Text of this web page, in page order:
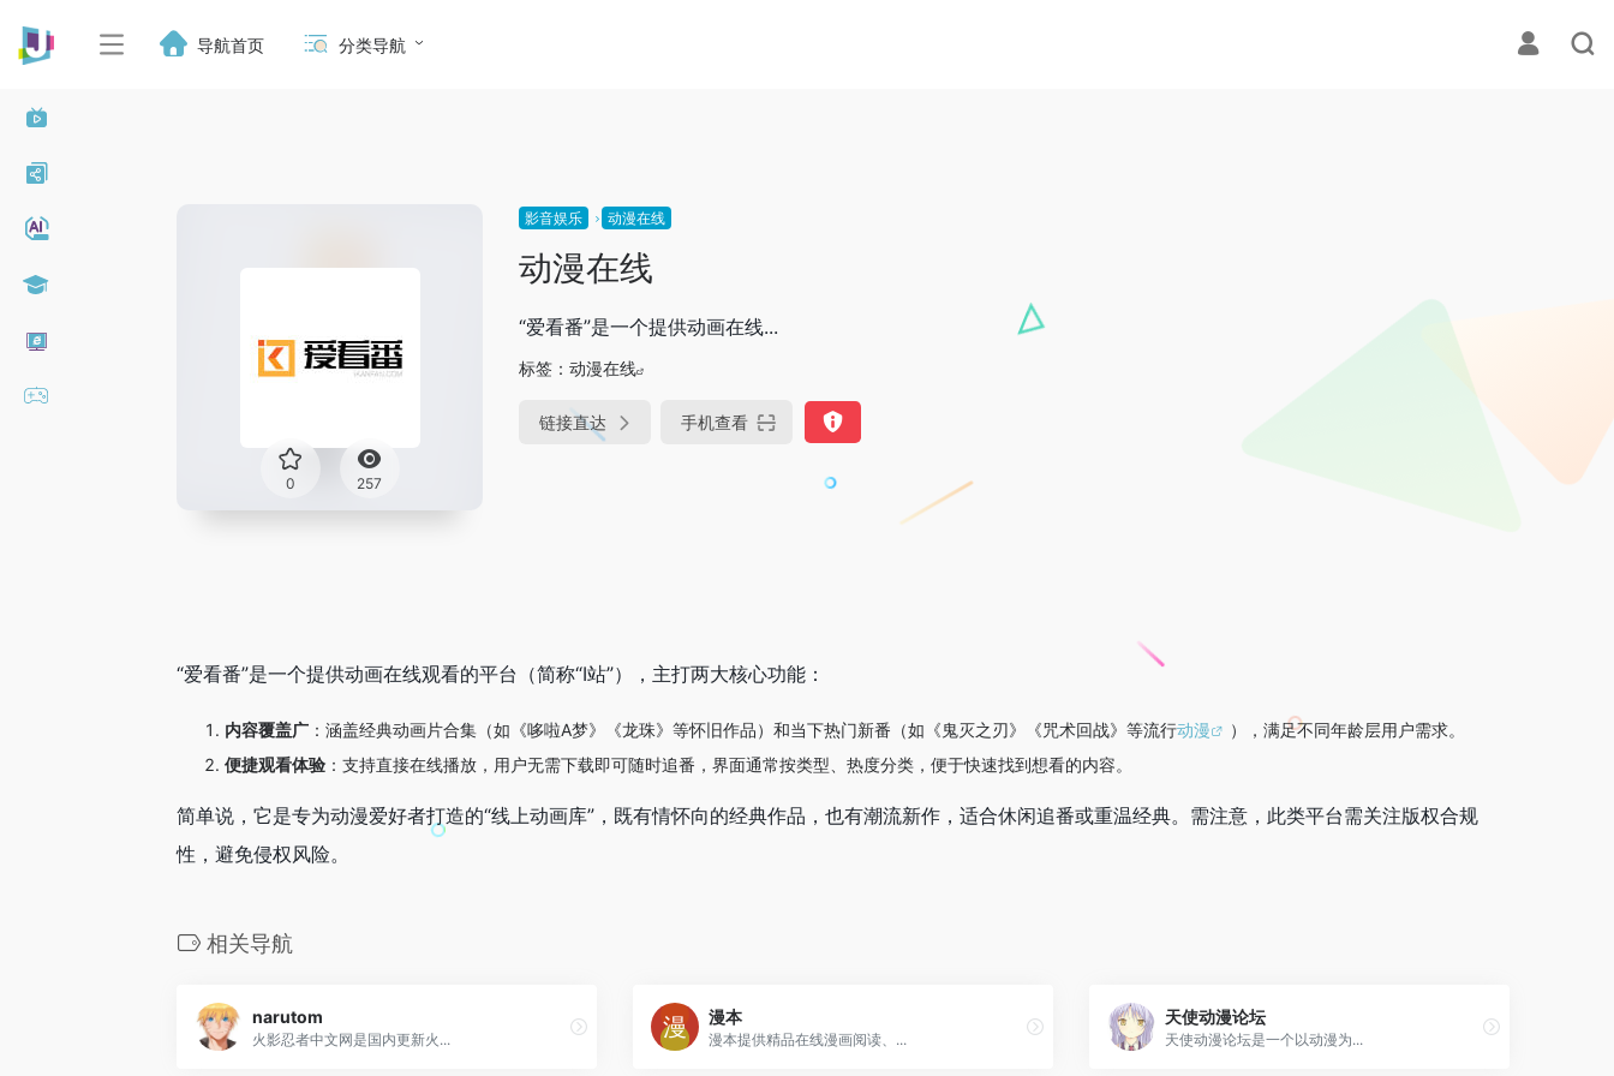
导航首页 分类导航
0 257
影音娱乐 动漫在线
动漫在线
“爱看番”是一个提供动画在线...
标签： 动漫在线
链接直达 手机查看
“爱看番”是一个提供动画在线观看的平台（简称“I站”），主打两大核心功能：
内容覆盖广 ：涵盖经典动画片合集（如《哆啦A梦》《龙珠》等怀旧作品）和当下热门新番（如《鬼灭之刃》《咒术回战》等流行动漫
），满足不同年龄层用户需求。
便捷观看体验 ：支持直接在线播放，用户无需下载即可随时追番，界面通常按类型、热度分类，便于快速找到想看的内容。
简单说，它是专为动漫爱好者打造的“线上动画库”，既有情怀向的经典作品，也有潮流新作，适合休闲追番或重温经典。需注意，此类平台需关注版权合规
性，避免侵权风险。
相关导航
narutom
火影忍者中文网是国内更新火...
漫本
漫本提供精品在线漫画阅读、...
天使动漫论坛
天使动漫论坛是一个以动漫为...